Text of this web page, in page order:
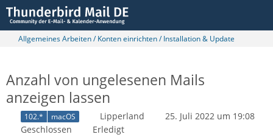
Allgemeines Arbeiten / Konten einrichten / Installation & Update
Anzahl von ungelesenen Mails
anzeigen lassen
102.* macOS Lipperland
25. Juli 2022 um 19:08
Geschlossen
Erledigt